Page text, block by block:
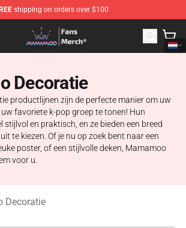
shipping on orders over $100
- Official Mamamoo Merchandise Shop
Decoratie
productlijnen zijn de perfecte manier om uw
favoriete k-pop groep te tonen! Hun
stijlvol en praktisch, en ze bieden een breed
te kiezen. Of je nu op zoek bent naar een
poster, of een stijlvolle deken, Mamamoo
voor u.
Decoratie